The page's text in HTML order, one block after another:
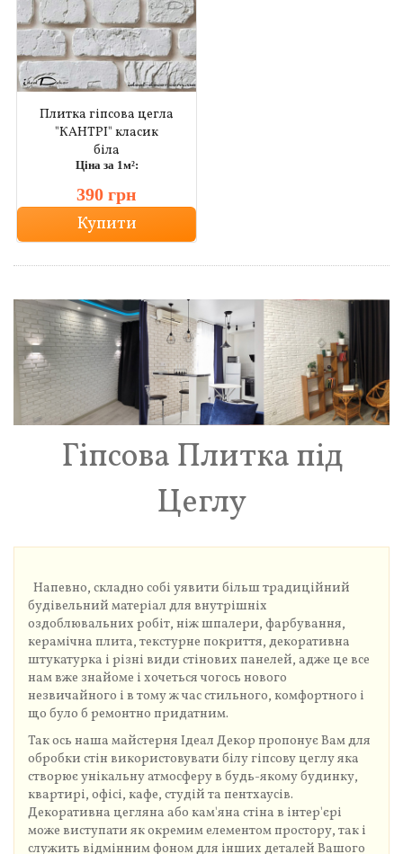
Плитка гіпсова цегла
"КАНТРІ" класик
біла
Ціна за 1м²:
390 грн
Купити
Гіпсова Плитка під
Цеглу
Напевно, складно собі уявити більш традиційний
будівельний матеріал для внутрішніх
оздоблювальних робіт, ніж шпалери, фарбування,
керамічна плита, текстурне покриття, декоративна
штукатурка і різні види стінових панелей, адже це все
нам вже знайоме і хочеться чогось нового
незвичайного і в тому ж час стильного, комфортного і
що було б ремонтно придатним.
Так ось наша майстерня Ідеал Декор пропонує Вам для
обробки стін використовувати білу гіпсову цеглу яка
створює унікальну атмосферу в будь-якому будинку,
квартирі, офісі, кафе, студій та пентхаусів.
Декоративна цегляна або кам'яна стіна в інтер'єрі
може виступати як окремим елементом простору, так і
служить відмінним фоном для інших деталей Вашого